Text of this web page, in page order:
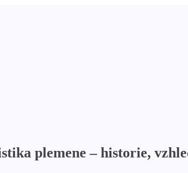
plemene – historie,